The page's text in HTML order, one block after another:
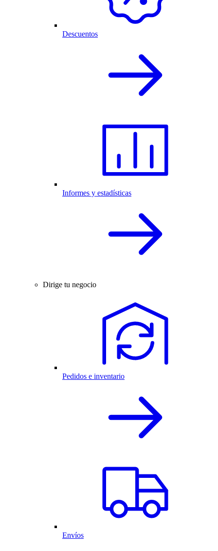
Descuentos
Informes y estadísticas
Dirige tu negocio
Pedidos e inventario
Envíos